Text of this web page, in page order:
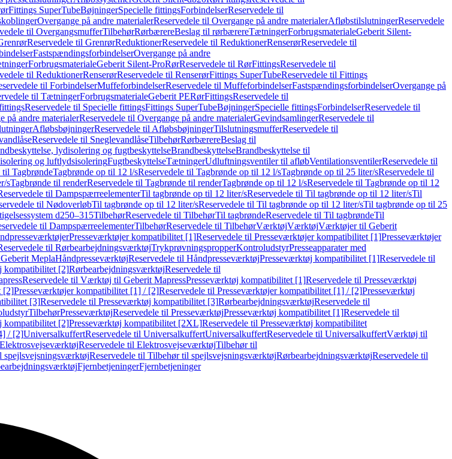
Fittings SuperTubeBøjningerSpecielle fittingsForbindelserReservedele til
Overgange på andre materialerReservedele til Overgange på andre materialerAfløbstilslutningerReservedele
til OvergangsmufferTilbehørRørbærereBeslag til rørbærereTætningerForbrugsmaterialeGeberit Silent-
Reservedele til GrenrørReduktionerReservedele til ReduktionerRenserørReservedele til
FastspændingsforbindelserOvergange på andre
ForbrugsmaterialeGeberit Silent-ProRørReservedele til RørFittingsReservedele til
til ReduktionerRenserørReservedele til RenserørFittings SuperTubeReservedele til Fittings
til ForbindelserMuffeforbindelserReservedele til MuffeforbindelserFastspændingsforbindelserOvergange på
til TætningerForbrugsmaterialeGeberit PERørFittingsReservedele til
Reservedele til Specielle fittingsFittings SuperTubeBøjningerSpecielle fittingsForbindelserReservedele til
på andre materialerReservedele til Overgange på andre materialerGevindsamlingerReservedele til
AfløbsbøjningerReservedele til AfløbsbøjningerTilslutningsmufferReservedele til
Reservedele til SneglevandlåseTilbehørRørbærereBeslag til
lydisolering og fugtbeskyttelseBrandbeskyttelseBrandbeskyttelse til
og luftlydsisoleringFugtbeskyttelseTætningerUdluftningsventiler til afløbVentilationsventilerReservedele til
til TagbrøndeTagbrønde op til 12 l/sReservedele til Tagbrønde op til 12 l/sTagbrønde op til 25 liter/sReservedele til
sTagbrønde til renderReservedele til Tagbrønde til renderTagbrønde op til 12 l/sReservedele til Tagbrønde op til 12
til DampspærreelementerTil tagbrønde op til 12 liter/sReservedele til Til tagbrønde op til 12 liter/sTil
til NødoverløbTil tagbrønde op til 12 liter/sReservedele til Til tagbrønde op til 12 liter/sTil tagbrønde op til 25
d250–315TilbehørReservedele til TilbehørTil tagbrøndeReservedele til Til tagbrøndeTil
til DampspærreelementerTilbehørReservedele til TilbehørVærktøjVærktøjVærktøjer til Geberit
Presseværktøjer kompatibilitet [1]Reservedele til Presseværktøjer kompatibilitet [1]Presseværktøjer
til RørbearbejdningsværktøjTrykprøvningspropperKontroludstyrPresseapparater med
MeplaHåndpresseværktøjReservedele til HåndpresseværktøjPresseværktøj kompatibilitet [1]Reservedele til
kompatibilitet [2]RørbearbejdningsværktøjReservedele til
Reservedele til Værktøj til Geberit MapressPresseværktøj kompatibilitet [1]Reservedele til Presseværktøj
[2]Presseværktøjer kompatibilitet [1] / [2]Reservedele til Presseværktøjer kompatibilitet [1] / [2]Presseværktøj
[3]Reservedele til Presseværktøj kompatibilitet [3]RørbearbejdningsværktøjReservedele til
TilbehørPresseværktøjReservedele til PresseværktøjPresseværktøj kompatibilitet [1]Reservedele til
kompatibilitet [2]Presseværktøj kompatibilitet [2XL]Reservedele til Presseværktøj kompatibilitet
/ [2]UniversalkuffertReservedele til UniversalkuffertUniversalkuffertReservedele til UniversalkuffertVærktøj til
ElektrosvejseværktøjReservedele til ElektrosvejseværktøjTilbehør til
spejlsvejsningsværktøjReservedele til Tilbehør til spejlsvejsningsværktøjRørbearbejdningsværktøjReservedele til
FjernbetjeningerFjernbetjeninger